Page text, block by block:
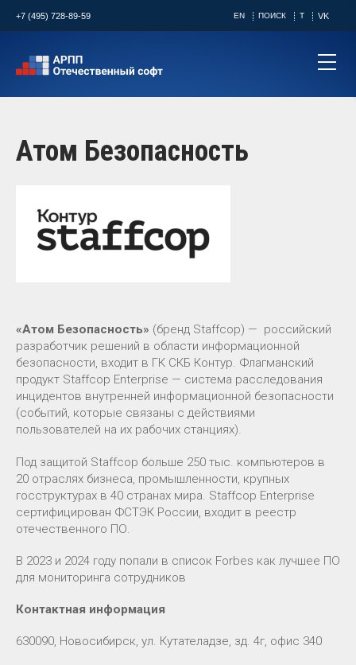
+7 (495) 728-89-59 EN ПОИСК T VK
Атом Безопасность
«Атом Безопасность» (бренд Staffcop) — российский
разработчик решений в области информационной
безопасности, входит в ГК СКБ Контур. Флагманский
продукт Staffcop Enterprise — система расследования
инцидентов внутренней информационной безопасности
(событий, которые связаны с действиями
пользователей на их рабочих станциях).
Под защитой Staffcop больше 250 тыс. компьютеров в
20 отраслях бизнеса, промышленности, крупных
госструктурах в 40 странах мира. Staffcop Enterprise
сертифицирован ФСТЭК России, входит в реестр
отечественного ПО.
В 2023 и 2024 году попали в список Forbes как лучшее ПО
для мониторинга сотрудников
Контактная информация
630090, Новосибирск, ул. Кутателадзе, зд. 4г, офис 340